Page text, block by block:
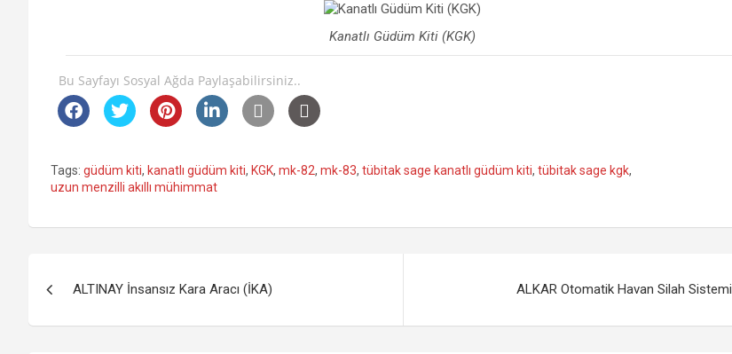
Kanatlı Güdüm Kiti (KGK)
Bu Sayfayı Sosyal Ağda Paylaşabilirsiniz..
Tags: güdüm kiti, kanatlı güdüm kiti, KGK, mk-82, mk-83, tübitak sage kanatlı güdüm kiti, tübitak sage kgk,
uzun menzilli akıllı mühimmat
ALTINAY İnsansız Kara Aracı (İKA) ALKAR Otomatik Havan Silah Sistemi